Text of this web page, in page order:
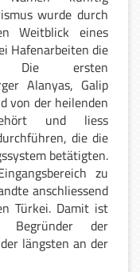
wurde durch
Weitblick eines
Hafenarbeiten die
Die ersten
Alanyas, Galip
von der heilenden
und liess
die die
betätigten.
zu
anschliessend
Türkei. Damit ist
Begründer der
längsten an der